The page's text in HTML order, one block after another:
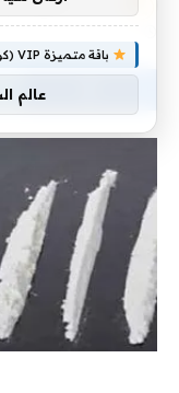
فريق التحرير
باقة متميزة VIP (كود: AA86842):
عالم